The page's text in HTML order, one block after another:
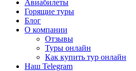
Авиабилеты
Горящие туры
Блог
О компании
Отзывы
Туры онлайн
Как купить тур онлайн
Наш Telegram